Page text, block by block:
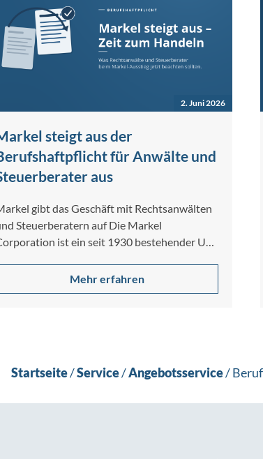
2. Juni 2026
steigt aus der
für Anwälte und
aus
gibt das Geschäft mit Rechtsanwälten
Steuerberatern auf Die Markel
ist ein seit 1930 bestehender US-
Mehr erfahren
Startseite/Service/Angebotsservice/